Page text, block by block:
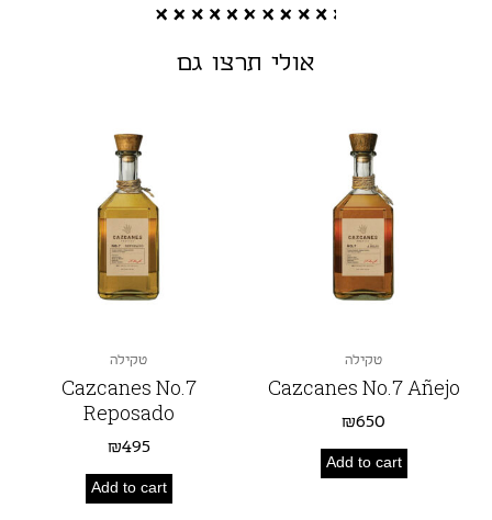
אולי תרצו גם
טקילה
Cazcanes No.7 Añejo
₪650
Add to cart
טקילה
Cazcanes No.7
Reposado
₪495
Add to cart